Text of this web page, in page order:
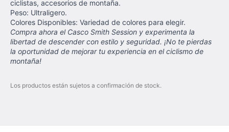
ciclistas, accesorios de montaña.
Peso: Ultraligero.
Colores Disponibles: Variedad de colores para elegir.
Compra ahora el Casco Smith Session y experimenta la
libertad de descender con estilo y seguridad. ¡No te pierdas
la oportunidad de mejorar tu experiencia en el ciclismo de
montaña!
Los productos están sujetos a confirmación de stock.